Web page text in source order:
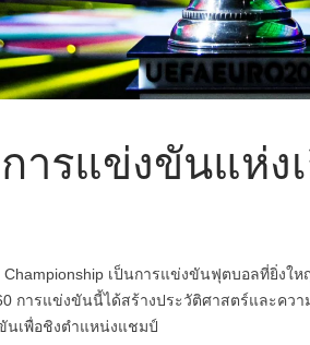
ารแข่งขันแห่ง
Championship เป็นการแข่งขันฟุตบอลที่ยิ่ง
การแข่งขันนี้ได้สร้างประวัติศาสตร์และคว
เพื่อชิงตำแหน่งแชมป์